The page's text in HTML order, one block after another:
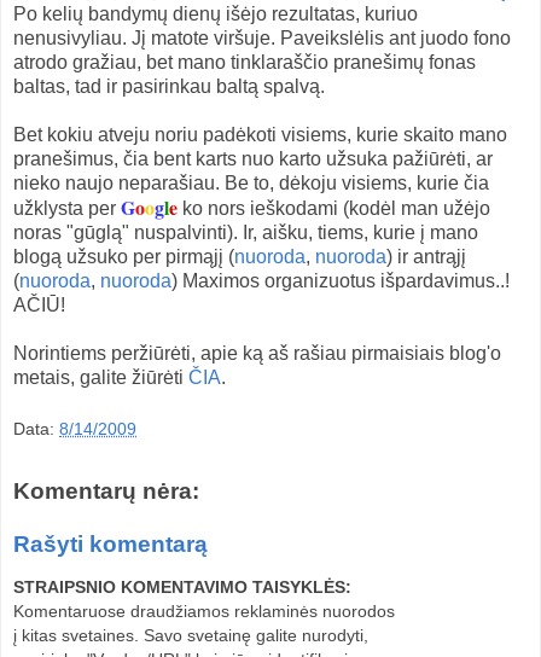
Po kelių bandymų dienų išėjo rezultatas, kuriuo
nenusivyliau. Jį matote viršuje. Paveikslėlis ant juodo fono
atrodo gražiau, bet mano tinklaraščio pranešimų fonas
baltas, tad ir pasirinkau baltą spalvą.
Bet kokiu atveju noriu padėkoti visiems, kurie skaito mano
pranešimus, čia bent karts nuo karto užsuka pažiūrėti, ar
nieko naujo neparašiau. Be to, dėkoju visiems, kurie čia
užklysta per Google ko nors ieškodami (kodėl man užėjo
noras "gūglą" nuspalvinti). Ir, aišku, tiems, kurie į mano
blogą užsuko per pirmąjį (nuoroda, nuoroda) ir antrąjį
(nuoroda, nuoroda) Maximos organizuotus išpardavimus..!
AČIŪ!
Norintiems peržiūrėti, apie ką aš rašiau pirmaisiais blog'o
metais, galite žiūrėti ČIA.
Data: 8/14/2009
Komentarų nėra:
Rašyti komentarą
STRAIPSNIO KOMENTAVIMO TAISYKLĖS:
Komentaruose draudžiamos reklaminės nuorodos
į kitas svetaines. Savo svetainę galite nurodyti,